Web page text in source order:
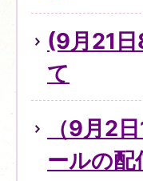
(9月21
て
（9月2
ールの配